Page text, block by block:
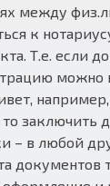
между
к
Т.е. если
можно
то заключить
– в любой
документов